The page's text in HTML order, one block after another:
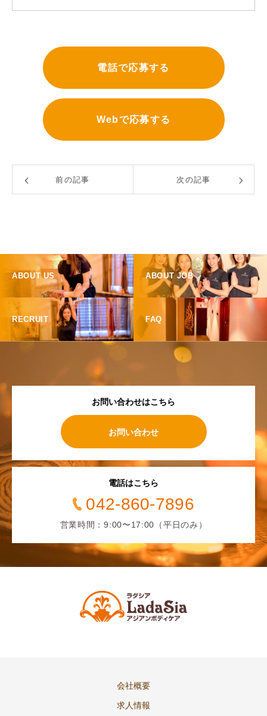
電話で応募する
Webで応募する
前の記事 次の記事
ABOUT US ABOUT JOB
RECRUIT FAQ
お問い合わせはこちら
お問い合わせ
電話はこちら
042-860-7896
営業時間：9:00〜17:00（平日のみ）
会社概要
求人情報